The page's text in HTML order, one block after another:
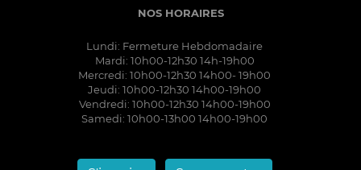
NOS HORAIRES
Lundi: Fermeture Hebdomadaire
Mardi: 10h00-12h30 14h-19h00
Mercredi: 10h00-12h30 14h00- 19h00
Jeudi: 10h00-12h30 14h00-19h00
Vendredi: 10h00-12h30 14h00-19h00
Samedi: 10h00-13h00 14h00-19h00